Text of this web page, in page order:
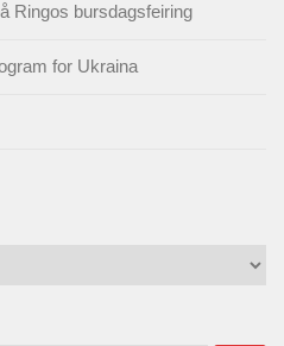
Ringos bursdagsfeiring
for Ukraina